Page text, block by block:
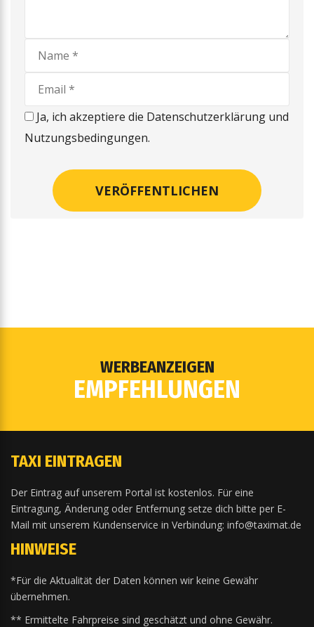
Ja, ich akzeptiere die Datenschutzerklärung und
Nutzungsbedingungen.
WERBEANZEIGEN
EMPFEHLUNGEN
TAXI EINTRAGEN
Der Eintrag auf unserem Portal ist kostenlos. Für eine
Eintragung, Änderung oder Entfernung setze dich bitte per E-
Mail mit unserem Kundenservice in Verbindung: info@taximat.de
HINWEISE
*Für die Aktualität der Daten können wir keine Gewähr
übernehmen.
** Ermittelte Fahrpreise sind geschätzt und ohne Gewähr.